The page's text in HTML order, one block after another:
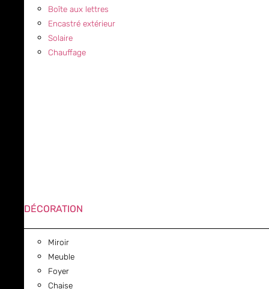
Boîte aux lettres
Encastré extérieur
Solaire
Chauffage
DÉCORATION
Miroir
Meuble
Foyer
Chaise